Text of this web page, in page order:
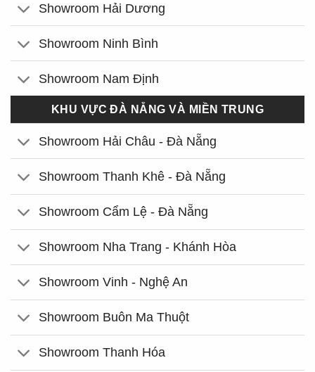
Showroom Hải Dương
Showroom Ninh Bình
Showroom Nam Định
KHU VỰC ĐÀ NẴNG VÀ MIỀN TRUNG
Showroom Hải Châu - Đà Nẵng
Showroom Thanh Khê - Đà Nẵng
Showroom Cẩm Lệ - Đà Nẵng
Showroom Nha Trang - Khánh Hòa
Showroom Vinh - Nghệ An
Showroom Buôn Ma Thuột
Showroom Thanh Hóa